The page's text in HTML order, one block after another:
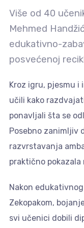
Više od 40
Mehmed
edukativno-
posvećenoj
Kroz igru, pjesmu
učili kako
ponavljali šta se
Posebno zanimljiv
razvrstavanja
praktično
Nakon
Zekopakom,
svi učenici dobili